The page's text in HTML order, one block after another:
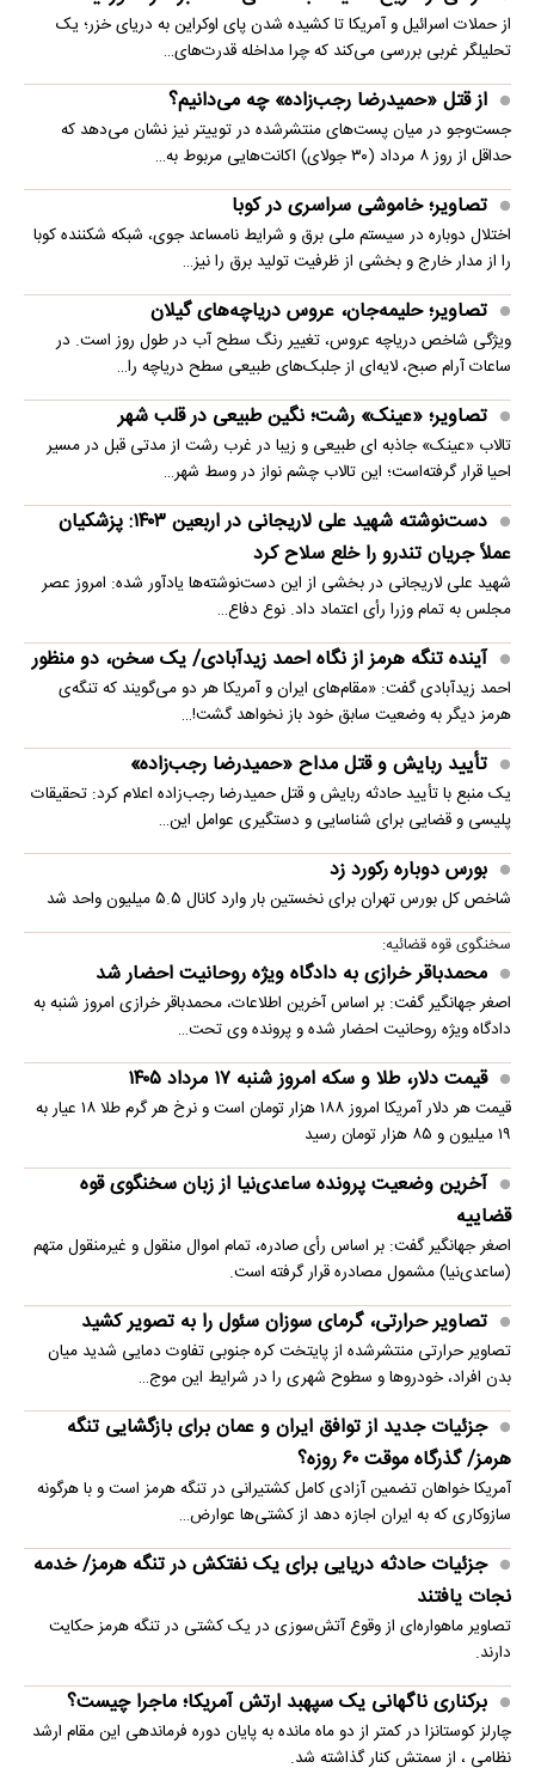
از حملات اسرائیل و آمریکا تا کشیده شدن پای اوکراین به دریای خزر؛ یک
تحلیلگر غربی بررسی می‌کند که چرا مداخله قدرت‌های…
از قتل «حمیدرضا رجب‌زاده» چه می‌دانیم؟
جست‌وجو در میان پست‌های منتشرشده در توییتر نیز نشان می‌دهد که
حداقل از روز ۸ مرداد (۳۰ جولای) اکانت‌هایی مربوط به…
تصاویر؛ خاموشی سراسری در کوبا
اختلال دوباره در سیستم ملی برق و شرایط نامساعد جوی، شبکه شکننده کوبا
را از مدار خارج و بخشی از ظرفیت تولید برق را نیز…
تصاویر؛ حلیمه‌جان، عروس دریاچه‌های گیلان
ویژگی شاخص دریاچه عروس، تغییر رنگ سطح آب در طول روز است. در
ساعات آرام صبح، لایه‌ای از جلبک‌های طبیعی سطح دریاچه را…
تصاویر؛ «عینک» رشت؛ نگین طبیعی در قلب شهر
تالاب «عینک» جاذبه ای طبیعی و زیبا در غرب رشت از مدتی قبل در مسیر
احیا قرار گرفته‌است؛ این تالاب چشم نواز در وسط شهر…
دست‌نوشته شهید علی لاریجانی در اربعین ۱۴۰۳: پزشکیان
عملاً جریان تندرو را خلع سلاح کرد
شهید علی لاریجانی در بخشی از این دست‌نوشته‌ها یادآور شده: امروز عصر
مجلس به تمام وزرا رأی اعتماد داد. نوع دفاع…
آینده تنگه هرمز از نگاه احمد زیدآبادی/ یک سخن، دو منظور
احمد زیدآبادی گفت: «مقام‌های ایران و آمریکا هر دو می‌گویند که تنگه‌ی
هرمز دیگر به وضعیت سابق خود باز نخواهد گشت!…
تأیید ربایش و قتل مداح «حمیدرضا رجب‌زاده»
یک منبع با تأیید حادثه ربایش و قتل حمیدرضا رجب‌زاده اعلام کرد: تحقیقات
پلیسی و قضایی برای شناسایی و دستگیری عوامل این…
بورس دوباره رکورد زد
شاخص کل بورس تهران برای نخستین ‌بار وارد کانال ۵.۵ میلیون واحد شد
سخنگوی قوه قضائیه:
محمدباقر خرازی به دادگاه ویژه روحانیت احضار شد
اصغر جهانگیر گفت: بر اساس آخرین اطلاعات، محمدباقر خرازی امروز شنبه به
دادگاه ویژه روحانیت احضار شده و پرونده وی تحت…
قیمت دلار، طلا و سکه امروز شنبه ۱۷ مرداد ۱۴۰۵
قیمت هر دلار آمریکا امروز ۱۸۸ هزار تومان است و نرخ هر گرم طلا ۱۸ عیار به
۱۹ میلیون و ۸۵ هزار تومان رسید
آخرین وضعیت پرونده ساعدی‌نیا از زبان سخنگوی قوه
قضاییه
اصغر جهانگیر گفت: بر اساس رأی صادره، تمام اموال منقول و غیرمنقول متهم
(ساعدی‌نیا) مشمول مصادره قرار گرفته است.
تصاویر حرارتی، گرمای سوزان سئول را به تصویر کشید
تصاویر حرارتی منتشرشده از پایتخت کره جنوبی تفاوت دمایی شدید میان
بدن افراد، خودروها و سطوح شهری را در شرایط این موج…
جزئیات جدید از توافق ایران و عمان برای بازگشایی تنگه
هرمز/ گذرگاه موقت ۶۰ روزه؟
آمریکا خواهان تضمین آزادی کامل کشتیرانی در تنگه هرمز است و با هرگونه
سازوکاری که به ایران اجازه دهد از کشتی‌ها عوارض…
جزئیات حادثه دریایی برای یک نفتکش در تنگه هرمز/ خدمه
نجات یافتند
تصاویر ماهو‌اره‌ای از وقوع آتش‌سوزی در یک کشتی در تنگه هرمز حکایت
دارند.
برکناری ناگهانی یک سپهبد ارتش آمریکا؛ ماجرا چیست؟
چارلز کوستانزا در کمتر از دو ماه مانده به پایان دوره فرماندهی این مقام ارشد
نظامی ، از سمتش کنار گذاشته شد.